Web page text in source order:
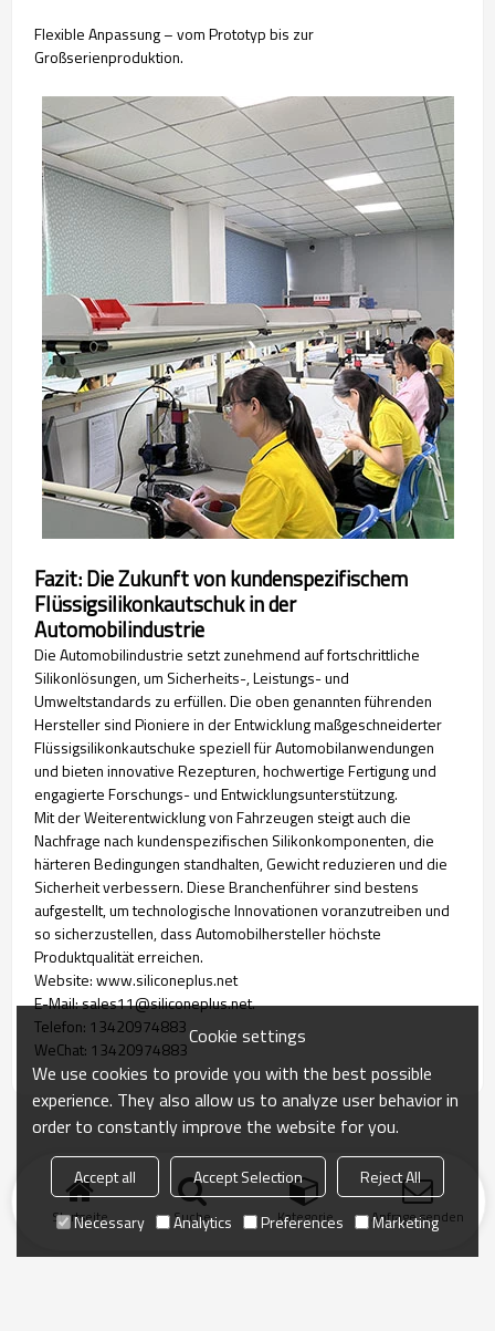
Flexible Anpassung – vom Prototyp bis zur
Großserienproduktion.
Fazit: Die Zukunft von kundenspezifischem
Flüssigsilikonkautschuk in der
Automobilindustrie
Die Automobilindustrie setzt zunehmend auf fortschrittliche
Silikonlösungen, um Sicherheits-, Leistungs- und
Umweltstandards zu erfüllen. Die oben genannten führenden
Hersteller sind Pioniere in der Entwicklung maßgeschneiderter
Flüssigsilikonkautschuke speziell für Automobilanwendungen
und bieten innovative Rezepturen, hochwertige Fertigung und
engagierte Forschungs- und Entwicklungsunterstützung.
Mit der Weiterentwicklung von Fahrzeugen steigt auch die
Nachfrage nach kundenspezifischen Silikonkomponenten, die
härteren Bedingungen standhalten, Gewicht reduzieren und die
Sicherheit verbessern. Diese Branchenführer sind bestens
aufgestellt, um technologische Innovationen voranzutreiben und
so sicherzustellen, dass Automobilhersteller höchste
Produktqualität erreichen.
Website: www.siliconeplus.net
E-Mail: sales11@siliconeplus.net.
Telefon: 13420974883
WeChat: 13420974883
Startseite Suche Kategorie Anfrage senden
Cookie settings
We use cookies to provide you with the best possible
experience. They also allow us to analyze user behavior in
order to constantly improve the website for you.
Accept all Accept Selection
Reject All
Necessary
Analytics Preferences Marketing